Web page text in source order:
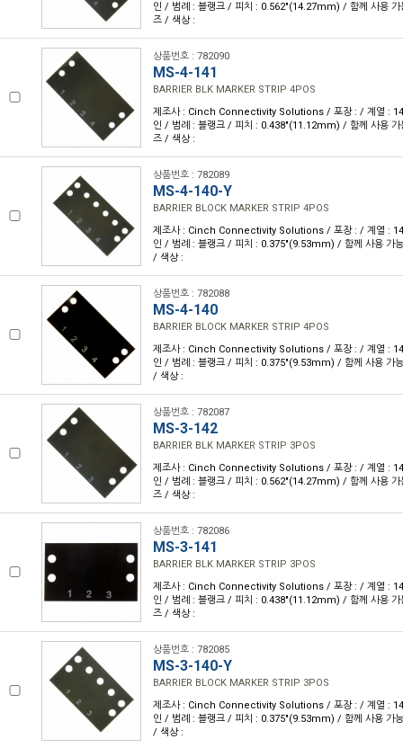
인 / 범례 : 블랭크 / 피치 : 0.562"(14.27mm) / 함께 사용 가
즈 / 색상 :
상품번호 : 782090
MS-4-141
BARRIER BLK MARKER STRIP 4POS
제조사 : Cinch Connectivity Solutions / 포장 : / 계열 :
인 / 범례 : 블랭크 / 피치 : 0.438"(11.12mm) / 함께 사용 가
즈 / 색상 :
상품번호 : 782089
MS-4-140-Y
BARRIER BLOCK MARKER STRIP 4POS
제조사 : Cinch Connectivity Solutions / 포장 : / 계열 :
인 / 범례 : 블랭크 / 피치 : 0.375"(9.53mm) / 함께 사용 가
/ 색상 :
상품번호 : 782088
MS-4-140
BARRIER BLOCK MARKER STRIP 4POS
제조사 : Cinch Connectivity Solutions / 포장 : / 계열 :
인 / 범례 : 블랭크 / 피치 : 0.375"(9.53mm) / 함께 사용 가
/ 색상 :
상품번호 : 782087
MS-3-142
BARRIER BLK MARKER STRIP 3POS
제조사 : Cinch Connectivity Solutions / 포장 : / 계열 :
인 / 범례 : 블랭크 / 피치 : 0.562"(14.27mm) / 함께 사용 가
즈 / 색상 :
상품번호 : 782086
MS-3-141
BARRIER BLK MARKER STRIP 3POS
제조사 : Cinch Connectivity Solutions / 포장 : / 계열 :
인 / 범례 : 블랭크 / 피치 : 0.438"(11.12mm) / 함께 사용 가
즈 / 색상 :
상품번호 : 782085
MS-3-140-Y
BARRIER BLOCK MARKER STRIP 3POS
제조사 : Cinch Connectivity Solutions / 포장 : / 계열 :
인 / 범례 : 블랭크 / 피치 : 0.375"(9.53mm) / 함께 사용 가
/ 색상 :